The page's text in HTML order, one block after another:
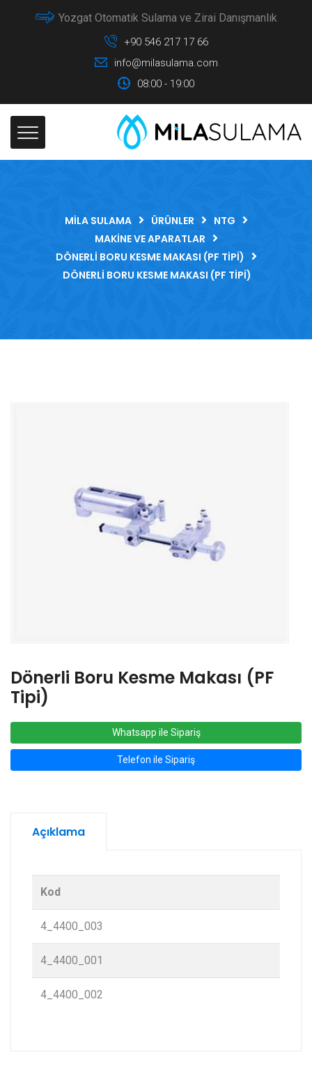
Yozgat Otomatik Sulama ve Zirai Danışmanlık
+90 546 217 17 66
info@milasulama.com
08:00 - 19:00
MILA SULAMA ÜRÜNLER
NTG
MAKINE VE APARATLAR
DÖNERLI BORU KESME MAKASI (PF TIPI)
DÖNERLI BORU KESME MAKASI (PF TIPI)
Dönerli Boru Kesme Makası (PF
Tipi)
Whatsapp ile Sipariş
Telefon ile Sipariş
Açıklama
Kod
4_4400_003
4_4400_001
4_4400_002